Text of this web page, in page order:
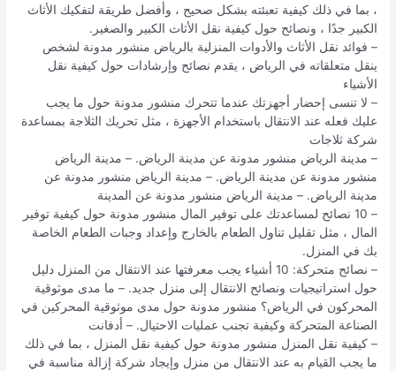
، بما في ذلك كيفية تعبئته بشكل صحيح ، وأفضل طريقة لتفكيك الأثاث
الكبير جدًا ، ونصائح حول كيفية نقل الأثاث الكبير والصغير.
– فوائد نقل الأثاث والأدوات المنزلية بالرياض منشور مدونة لشخص
ينقل متعلقاته في الرياض ، يقدم نصائح وإرشادات حول كيفية نقل
الأشياء
– لا تنسى إحضار أجهزتك عندما تتحرك منشور مدونة حول ما يجب
عليك فعله عند الانتقال باستخدام الأجهزة ، مثل تحريك الثلاجة بمساعدة
شركة ثلاجات
– مدينة الرياض منشور مدونة عن مدينة الرياض. – مدينة الرياض
منشور مدونة عن مدينة الرياض. – مدينة الرياض منشور مدونة عن
مدينة الرياض. – مدينة الرياض منشور مدونة عن المدينة
– 10 نصائح لمساعدتك على توفير المال منشور مدونة حول كيفية توفير
المال ، مثل تقليل تناول الطعام بالخارج وإعداد وجبات الطعام الخاصة
بك في المنزل.
– نصائح متحركة: 10 أشياء يجب معرفتها عند الانتقال من المنزل دليل
حول استراتيجيات ونصائح الانتقال إلى منزل جديد. – ما مدى موثوقية
المحركون في الرياض؟ منشور مدونة حول مدى موثوقية المحركين في
الصناعة المتحركة وكيفية تجنب عمليات الاحتيال. – أدفانت
– كيفية نقل المنزل منشور مدونة حول كيفية نقل المنزل ، بما في ذلك
ما يجب القيام به عند الانتقال من منزل وإيجاد شركة إزالة مناسبة في